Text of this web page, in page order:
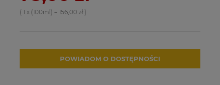
( 1 x (100ml) = 156,00 zł )
POWIADOM O DOSTĘPNOŚCI